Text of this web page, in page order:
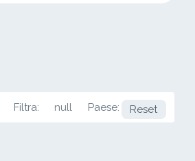
Filtra: null Paese: UY
Reset